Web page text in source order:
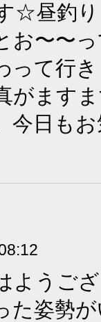
☆昼釣
お〜〜
って行
がます
今日も
ようご
た姿勢